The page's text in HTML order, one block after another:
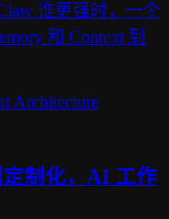
谁更强时，一个
和 Context 到
Architecture
制化，AI 工作